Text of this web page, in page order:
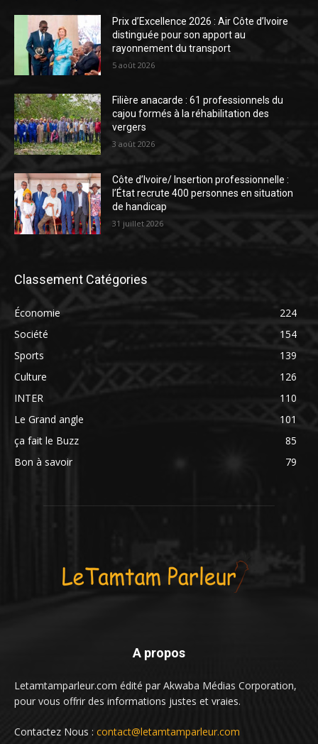
Prix d’Excellence 2026 : Air Côte d’Ivoire
distinguée pour son apport au
rayonnement du transport
5 août 2026
Filière anacarde : 61 professionnels du
cajou formés à la réhabilitation des
vergers
3 août 2026
Côte d’Ivoire/ Insertion professionnelle :
l’État recrute 400 personnes en situation
de handicap
31 juillet 2026
Classement Catégories
Économie
224
Société
154
Sports
139
Culture
126
INTER
110
Le Grand angle
101
ça fait le Buzz
85
Bon à savoir
79
A propos
Letamtamparleur.com édité par Akwaba Médias Corporation,
pour vous offrir des informations justes et vraies.
Contactez Nous : contact@letamtamparleur.com